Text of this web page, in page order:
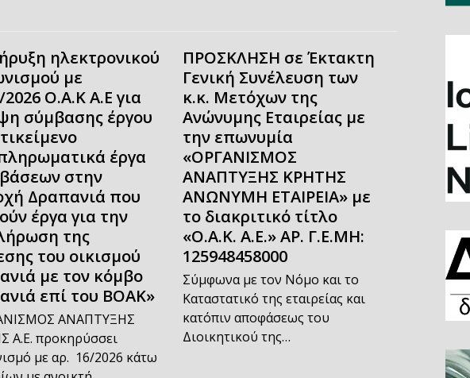
ηλεκτρονικού
με
Ο.Α.Κ Α.Ε για
σύμβασης έργου
έργα
στην
Δραπανιά που
έργα για την
της
του οικισμού
με τον κόμβο
επί του ΒΟΑΚ»
ΑΝΑΠΤΥΞΗΣ
Α.Ε. προκηρύσσει
με αρ. 16/2026 κάτω
ΠΡΟΣΚΛΗΣΗ σε Έκτακτη
Γενική Συνέλευση των
κ.κ. Μετόχων της
Ανώνυμης Εταιρείας με
την επωνυμία
«ΟΡΓΑΝΙΣΜΟΣ
ΑΝΑΠΤΥΞΗΣ ΚΡΗΤΗΣ
ΑΝΩΝΥΜΗ ΕΤΑΙΡΕΙΑ» με
το διακριτικό τίτλο
«Ο.Α.Κ. Α.Ε.» ΑΡ. Γ.Ε.ΜΗ:
125948458000
Σύμφωνα με τον Νόμο και το
Καταστατικό της εταιρείας και
κατόπιν αποφάσεως του
Διοικητικού της…